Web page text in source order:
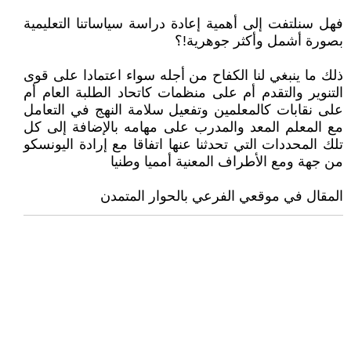
فهل سنلتفت إلى أهمية إعادة دراسة سياساتنا التعليمية
بصورة أشمل وأكثر جوهرية!؟
ذلك ما ينبغي لنا الكفاح من أجله سواء اعتمادا على قوى
التنوير والتقدم أم على منظمات كاتحاد الطلبة العام أم
على نقابات كالمعلمين وتفعيل سلامة النهج في التعامل
مع المعلم المعد والمدرب على مهامه بالإضافة إلى كل
تلك المحددات التي تحدثنا عنها اتفاقا مع إرادة اليونسكو
من جهة ومع الأطراف المعنية أمميا وطنيا
المقال في موقعي الفرعي بالحوار المتمدن